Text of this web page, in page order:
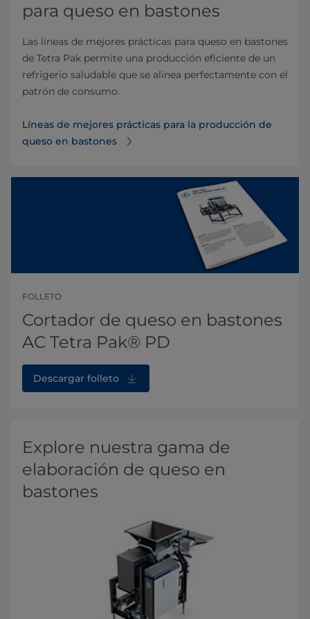
para queso en bastones
Las líneas de mejores prácticas para queso en bastones
de Tetra Pak permite una producción eficiente de un
refrigerio saludable que se alinea perfectamente con el
patrón de consumo.
Líneas de mejores prácticas para la producción de
queso en bastones
FOLLETO
Cortador de queso en bastones
AC Tetra Pak® PD
Descargar folleto
Explore nuestra gama de
elaboración de queso en
bastones